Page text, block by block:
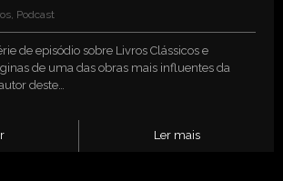
, Podcast
de episódio sobre Livros Clássicos e
de uma das obras mais influentes da
deste…
Ler mais